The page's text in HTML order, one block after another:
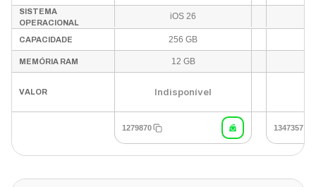
SISTEMA
OPERACIONAL
iOS 26
CAPACIDADE 256 GB
MEMÓRIA RAM 12 GB
VALOR Indisponível
1279870 1347357